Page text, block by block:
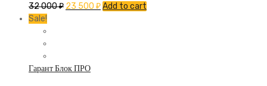
32 000₽ 23 500 ₽Add to cart
Sale!
Гарант Блок ПРО